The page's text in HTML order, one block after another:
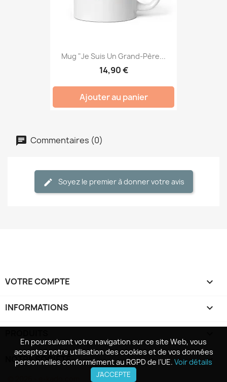
En poursuivant votre navigation sur ce site Web, vous
acceptez notre utilisation des cookies et de vos données
personnelles conformément au RGPD de l'UE. Voir détails
J'ACCEPTE
Mug "Je Suis Un Grand-Père...
14,90 €
Ajouter au panier
Commentaires (0)
Soyez le premier à donner votre avis
VOTRE COMPTE 
INFORMATIONS keyboard_arrow_down
NOTRE SOCIÉTÉ 
En poursuivant votre navigation sur ce site Web, vous
acceptez notre utilisation des cookies et de vos données
personnelles conformément au RGPD de l'UE. Voir détails
J'ACCEPTE